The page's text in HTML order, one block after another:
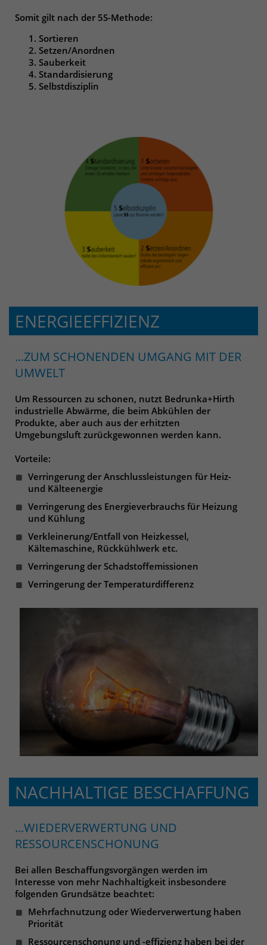
Somit gilt nach der 5S-Methode:
Sortieren
Setzen/Anordnen
Sauberkeit
Standardisierung
Selbstdisziplin
ENERGIEEFFIZIENZ
...ZUM SCHONENDEN UMGANG MIT DER
UMWELT
Um Ressourcen zu schonen, nutzt Bedrunka+Hirth
industrielle Abwärme, die beim Abkühlen der
Produkte, aber auch aus der erhitzten
Umgebungsluft zurückgewonnen werden kann.
Vorteile:
Verringerung der Anschlussleistungen für Heiz-
und Kälteenergie
Verringerung des Energieverbrauchs für Heizung
und Kühlung
Verkleinerung/Entfall von Heizkessel,
Kältemaschine, Rückkühlwerk etc.
Verringerung der Schadstoffemissionen
Verringerung der Temperaturdifferenz
NACHHALTIGE BESCHAFFUNG
...WIEDERVERWERTUNG UND
RESSOURCENSCHONUNG
Bei allen Beschaffungsvorgängen werden im
Interesse von mehr Nachhaltigkeit insbesondere
folgenden Grundsätze beachtet:
Mehrfachnutzung oder Wiederverwertung haben
Priorität
Ressourcenschonung und -effizienz haben bei der